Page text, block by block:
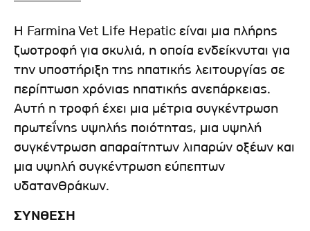
Η Farmina Vet Life Hepatic είναι μια πλήρης
ζωοτροφή για σκυλιά, η οποία ενδείκνυται για
την υποστήριξη της ηπατικής λειτουργίας σε
περίπτωση χρόνιας ηπατικής ανεπάρκειας.
Αυτή η τροφή έχει μια μέτρια συγκέντρωση
πρωτεΐνης υψηλής ποιότητας, μια υψηλή
συγκέντρωση απαραίτητων λιπαρών οξέων και
μια υψηλή συγκέντρωση εύπεπτων
υδατανθράκων.
ΣΥΝΘΕΣΗ